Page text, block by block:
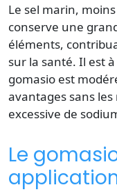
Le sel marin,
conserve une
éléments,
sur la santé. Il est
gomasio est
avantages sans
excessive de
Le